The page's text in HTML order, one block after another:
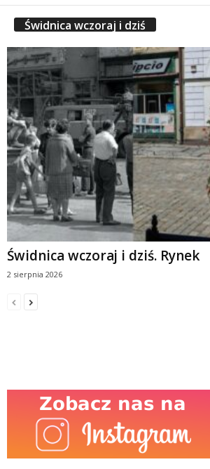
Świdnica wczoraj i dziś
Świdnica wczoraj i dziś. Rynek
2 sierpnia 2026